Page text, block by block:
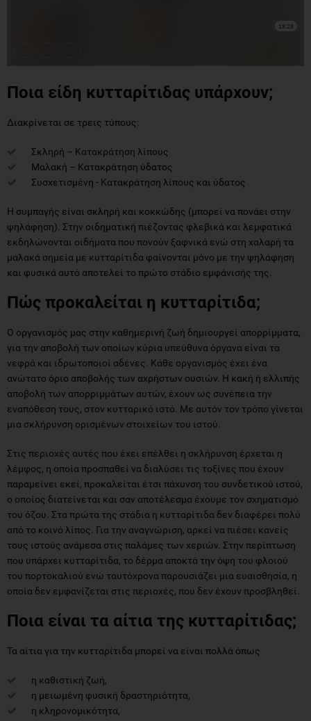
Ποια είδη κυτταρίτιδας υπάρχουν;
Διακρίνεται σε τρεις τύπους:
Σκληρή – Κατακράτηση λίπους
Μαλακή – Κατακράτηση ύδατος
Συσχετισμένη - Κατακράτηση λίπους και ύδατος
Η συμπαγής είναι σκληρή και κοκκώδης (μπορεί να πονάει στην
ψηλάφηση). Στην οιδηματική πιέζοντας φλεβικά και λεμφατικά
εκδηλώνονται οιδήματα που πονούν ξαφνικά ενώ στη χαλαρή τα
μαλακά σημεία με κυτταρίτιδα φαίνονται μόνο με την ψηλάφηση
και φυσικά αυτό αποτελεί το πρώτο στάδιο εμφάνισής της.
Πώς προκαλείται η κυτταρίτιδα;
Ο οργανισμός μας στην καθημερινή ζωή δημιουργεί απορρίμματα,
για την αποβολή των οποίων κύρια υπεύθυνα όργανα είναι τα
νεφρά και ιδρωτοποιοί αδένες. Κάθε οργανισμός έχει ένα
ανώτατο όριο αποβολής των αχρήστων ουσιών. Η κακή ή ελλιπής
αποβολή των απορριμμάτων αυτών, έχουν ως συνέπεια την
εναπόθεση τους, στον κυτταρικό ιστό. Με αυτόν τον τρόπο γίνεται
μια σκλήρυνση ορισμένων στοιχείων του ιστού.
Στις περιοχές αυτές που έχει επέλθει η σκλήρυνση έρχεται η
λέμφος, η οποία προσπαθεί να διαλύσει τις τοξίνες που έχουν
παραμείνει εκεί, προκαλείται έτσι πάχυνση του συνδετικού ιστού,
ο οποίος διατείνεται και σαν αποτέλεσμα έχουμε τον σχηματισμό
του όζου. Στα πρώτα της στάδια η κυτταρίτιδα δεν διαφέρει πολύ
από το κοινό λίπος. Για την αναγνώριση, αρκεί να πιέσει κανείς
τους ιστούς ανάμεσα στις παλάμες των χεριών. Στην περίπτωση
που υπάρχει κυτταρίτιδα, το δέρμα αποκτά την όψη του φλοιού
του πορτοκαλιού ενώ ταυτόχρονα παρουσιάζει μια ευαισθησία, η
οποία δεν εμφανίζεται στις περιοχές, που δεν έχουν προσβληθεί.
Ποια είναι τα αίτια της κυτταρίτιδας;
Τα αίτια για την κυτταρίτιδα μπορεί να είναι πολλά όπως
η καθιστική ζωή,
η μειωμένη φυσική δραστηριότητα,
η κληρονομικότητα,